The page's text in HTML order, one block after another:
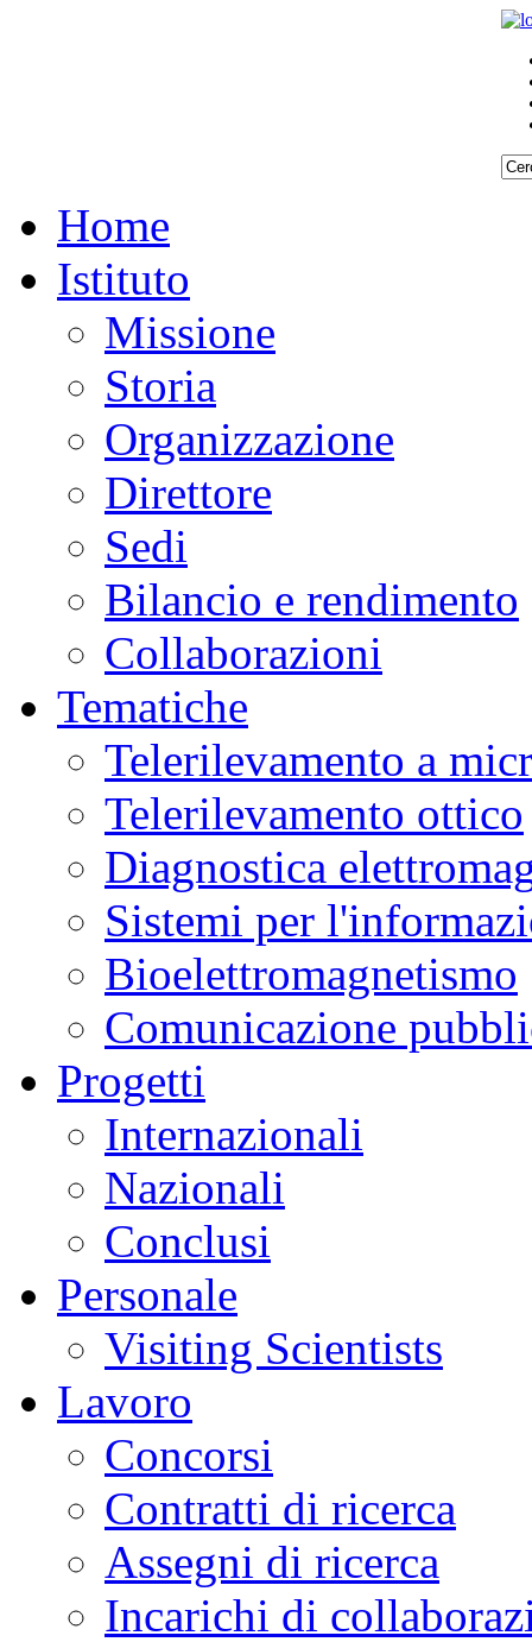
Home
Istituto
Missione
Storia
Organizzazione
Direttore
Sedi
Bilancio e rendimento
Collaborazioni
Tematiche
Telerilevamento a
Telerilevamento ottico
Diagnostica
Sistemi per
Bioelettromagnetismo
Comunicazione
Progetti
Internazionali
Nazionali
Conclusi
Personale
Visiting Scientists
Lavoro
Concorsi
Contratti di ricerca
Assegni di ricerca
Incarichi di